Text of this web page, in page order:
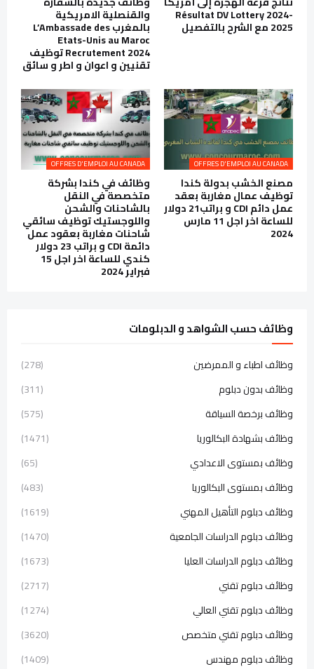
Résultat DV Lottery 2024-
2025 مع الشرح بالتفصيل
والقنصلية الامريكية
بالمغرب L’Ambassade des
Etats-Unis au Maroc
Recrutement 2024 توظيف
تقنيين و اعوان و اطر و سائق
OFFRES D'EMPLOI AU CANADA
مصنع الخشب بدولة كندا
توظيف عمال مغاربة بعقد
عمل دائم CDI و براتب21 دولار
للساعة اخر اجل 11 مارس
2024
OFFRES D'EMPLOI AU CANADA
وظائف في كندا بشركة
متخصصة في النقل
بالشاحنات والشحن
واللوجستيك توظيف سائقي
شاحنات مغاربة بعقود عمل
دائمة CDI و براتب 23 دولار
كندي للساعة اخر اجل 15
فبراير 2024
وظائف حسب الشواهد و الدبلومات
وظائف اطباء و الممرضين
(278)
وظائف بدون دبلوم
(311)
وظائف برخصة السياقة
(575)
وظائف بشهادة البكالوريا
(1471)
وظائف بمستوى الاعدادي
(65)
وظائف بمستوى البكالوريا
(483)
وظائف دبلوم التأهيل المهني
(1619)
وظائف دبلوم الدراسات الجامعية
(1470)
وظائف دبلوم الدراسات العليا
(1673)
وظائف دبلوم تقني
(2717)
وظائف دبلوم تقني العالي
(1274)
وظائف دبلوم تقني متخصص
(3620)
وظائف دبلوم مهندس
(1409)